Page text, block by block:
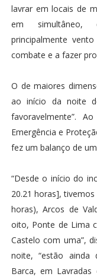
lavrar em locais de
em simultâneo,
principalmente
combate e a fazer
O de maiores
ao início da noite
favoravelmente”.
Emergência e
fez um balanço de um
“Desde o início do
20.21 horas],
horas), Arcos de
oito, Ponte de Lima
Castelo com uma”,
noite, “estão ainda
Barca, em